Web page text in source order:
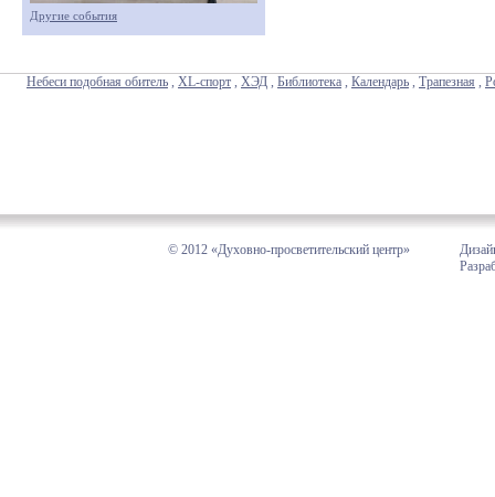
Другие события
Небеси подобная обитель , XL-спорт , ХЭД , Библиотека , Календарь , Трапезная ,
© 2012 «Духовно-просветительский центр»